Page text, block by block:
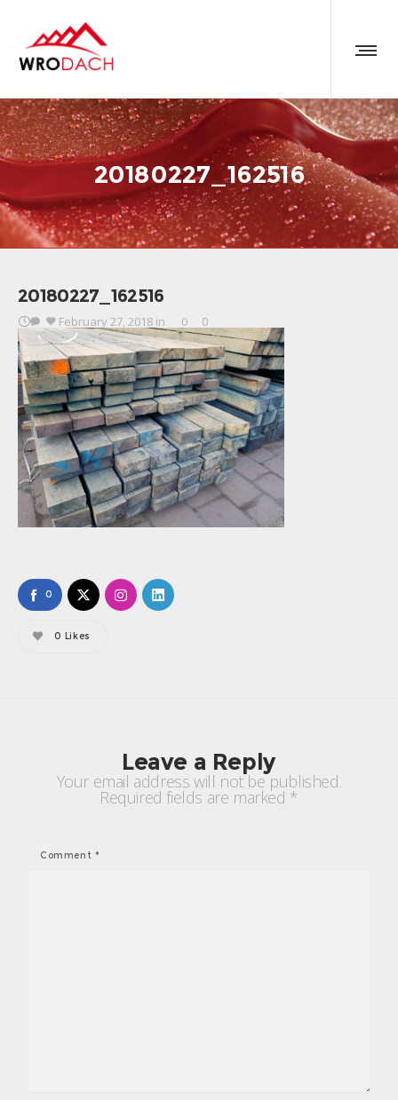
20180227_162516
20180227_162516
February 27, 2018 in 0 0
0
0 Likes
Leave a Reply
Your email address will not be published.
Required fields are marked *
Comment *